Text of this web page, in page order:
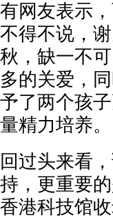
有网友表示
不得不说，
秋，缺一不
多的关爱，
予了两个孩
量精力培养。
回过头来看
持，更重要
香港科技馆